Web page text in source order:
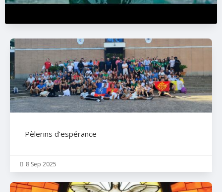
Pèlerins d’espérance
 8 Sep 2025